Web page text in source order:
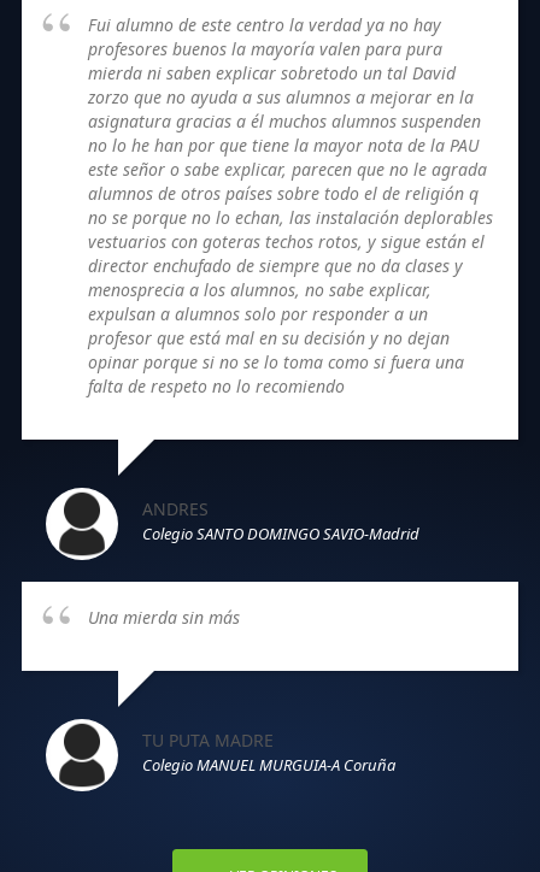
Fui alumno de este centro la verdad ya no hay
profesores buenos la mayoría valen para pura
mierda ni saben explicar sobretodo un tal David
zorzo que no ayuda a sus alumnos a mejorar en la
asignatura gracias a él muchos alumnos suspenden
no lo he han por que tiene la mayor nota de la PAU
este señor o sabe explicar, parecen que no le agrada
alumnos de otros países sobre todo el de religión q
no se porque no lo echan, las instalación deplorables
vestuarios con goteras techos rotos, y sigue están el
director enchufado de siempre que no da clases y
menosprecia a los alumnos, no sabe explicar,
expulsan a alumnos solo por responder a un
profesor que está mal en su decisión y no dejan
opinar porque si no se lo toma como si fuera una
falta de respeto no lo recomiendo
ANDRES
Colegio SANTO DOMINGO SAVIO-Madrid
Una mierda sin más
TU PUTA MADRE
Colegio MANUEL MURGUIA-A Coruña